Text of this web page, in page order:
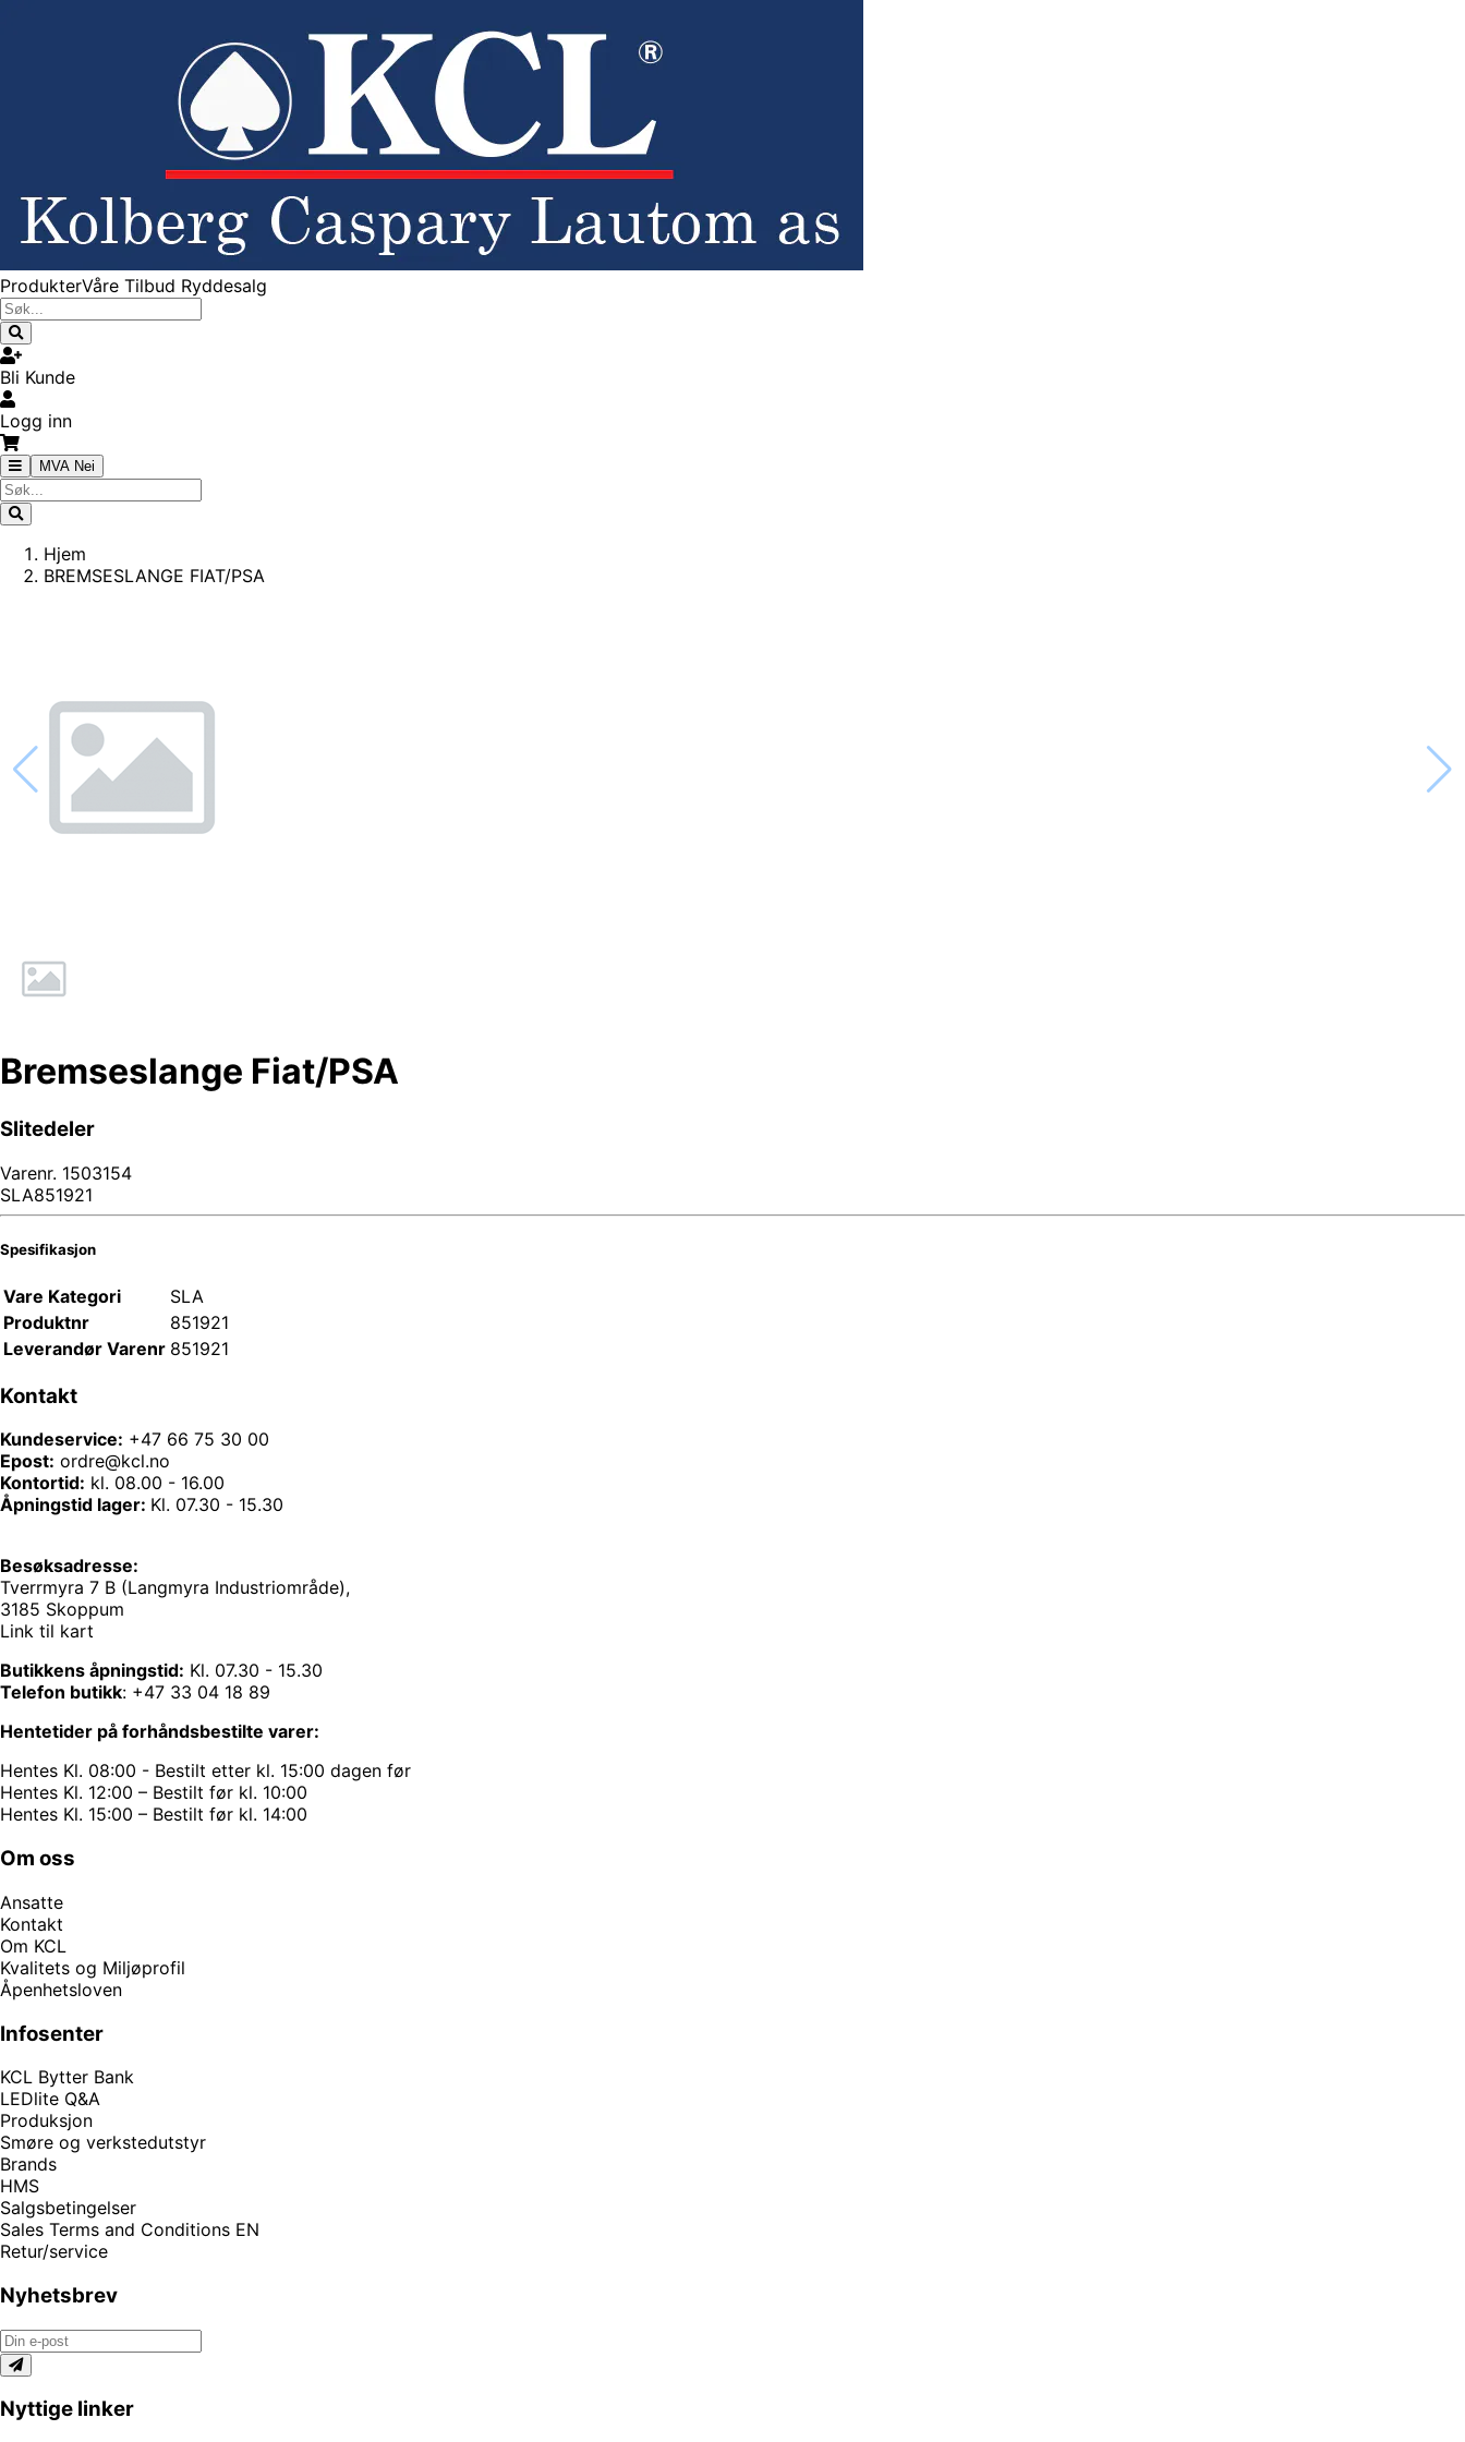
ProdukterVåre Tilbud Ryddesalg
Bli Kunde
Logg inn
MVA Nei
Hjem
BREMSESLANGE FIAT/PSA
Bremseslange Fiat/PSA
Slitedeler
Varenr. 1503154
SLA851921
Spesifikasjon
Vare Kategori
SLA
Produktnr
851921
Leverandør Varenr 851921
Kontakt
Kundeservice: +47 66 75 30 00
Epost: ordre@kcl.no
Kontortid: kl. 08.00 - 16.00
Åpningstid lager: Kl. 07.30 - 15.30
Besøksadresse:
Tverrmyra 7 B (Langmyra Industriområde),
3185 Skoppum
Link til kart
Butikkens åpningstid: Kl. 07.30 - 15.30
Telefon butikk: +47 33 04 18 89
Hentetider på forhåndsbestilte varer:
Hentes Kl. 08:00 - Bestilt etter kl. 15:00 dagen før
Hentes Kl. 12:00 – Bestilt før kl. 10:00
Hentes Kl. 15:00 – Bestilt før kl. 14:00
Om oss
Ansatte
Kontakt
Om KCL
Kvalitets og Miljøprofil
Åpenhetsloven
Infosenter
KCL Bytter Bank
LEDlite Q&A
Produksjon
Smøre og verkstedutstyr
Brands
HMS
Salgsbetingelser
Sales Terms and Conditions EN
Retur/service
Nyhetsbrev
Nyttige linker